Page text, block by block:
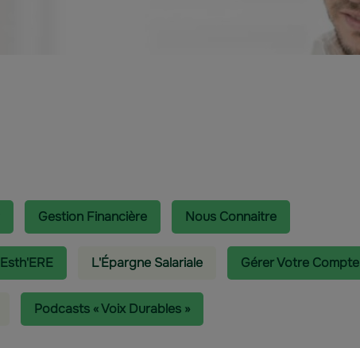
Gestion Financière Nous Connaitre
L'épargne Salariale Gérer Votre
Podcasts « Voix Durables »